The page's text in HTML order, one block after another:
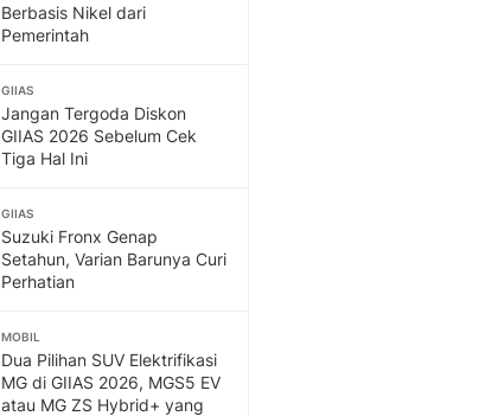
Berbasis Nikel dari
Pemerintah
GIIAS
Jangan Tergoda Diskon
GIIAS 2026 Sebelum Cek
Tiga Hal Ini
GIIAS
Suzuki Fronx Genap
Setahun, Varian Barunya Curi
Perhatian
MOBIL
Dua Pilihan SUV Elektrifikasi
MG di GIIAS 2026, MGS5 EV
atau MG ZS Hybrid+ yang